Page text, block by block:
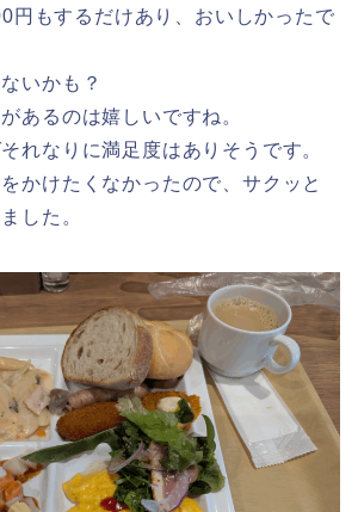
円もするだけあり、おいしかったで
いかも？
あるのは嬉しいですね。
れなりに満足度はありそうです。
かけたくなかったので、サクッと
した。